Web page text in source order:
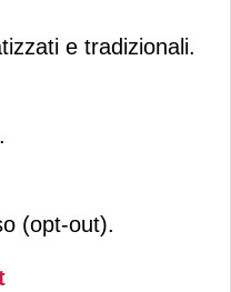
e tradizionali.
(opt-out).